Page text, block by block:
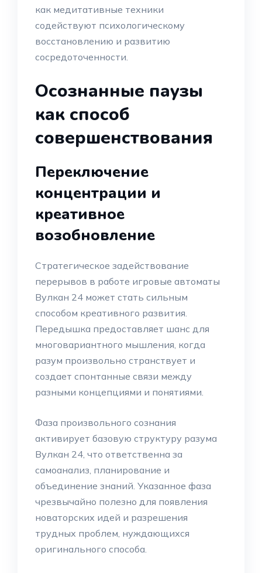
как медитативные техники
содействуют психологическому
восстановлению и развитию
сосредоточенности.
Осознанные паузы
как способ
совершенствования
Переключение
концентрации и
креативное
возобновление
Стратегическое задействование
перерывов в работе игровые автоматы
Вулкан 24 может стать сильным
способом креативного развития.
Передышка предоставляет шанс для
многовариантного мышления, когда
разум произвольно странствует и
создает спонтанные связи между
разными концепциями и понятиями.
Фаза произвольного сознания
активирует базовую структуру разума
Вулкан 24, что ответственна за
самоанализ, планирование и
объединение знаний. Указанное фаза
чрезвычайно полезно для появления
новаторских идей и разрешения
трудных проблем, нуждающихся
оригинального способа.